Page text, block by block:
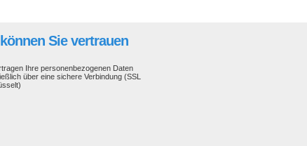
Sie vertrauen
Ihre personenbezogenen Daten
über eine sichere Verbindung (SSL